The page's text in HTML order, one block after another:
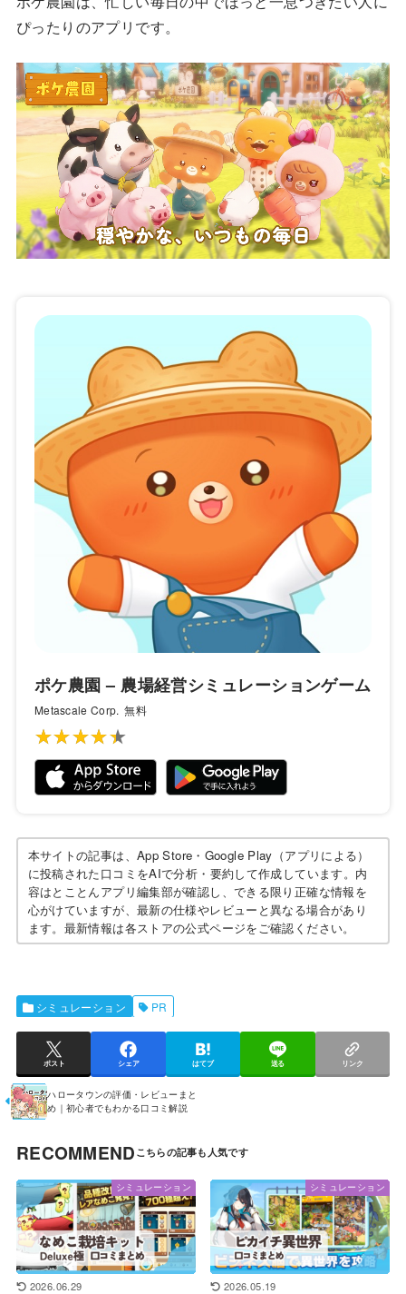
ぴったりのアプリです。
ポケ農園 – 農場経営シミュレーションゲーム
Metascale Corp. 無料
★★★★★
★★★★★
本サイトの記事は、App Store・Google Play（アプリによる）
に投稿された口コミをAIで分析・要約して作成しています。内
容はとことんアプリ編集部が確認し、できる限り正確な情報を
心がけていますが、最新の仕様やレビューと異なる場合があり
ます。最新情報は各ストアの公式ページをご確認ください。
シミュレーション PR
ポスト シェア はてブ 送る リンク
ハロータウンの評価・レビューまと
め｜初心者でもわかる口コミ解説
RECOMMEND
シミュレーション
2026.06.29
シミュレーション
2026.05.19